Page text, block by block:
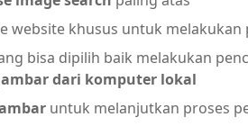
website khusus untuk
bisa dipilih baik melakukan
dari komputer lokal
untuk melanjutkan proses